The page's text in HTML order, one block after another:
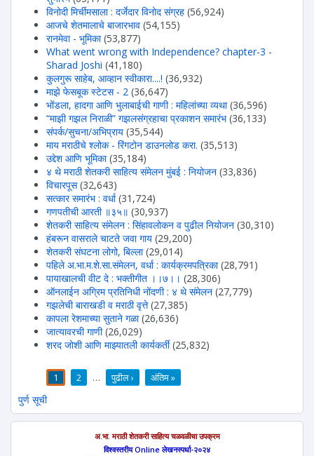
विनोदी मिर्चीमसाला : दर्जेदार विनोद संग्रह (56,924)
आजचे शेतमालाचे बाजारभाव (54,155)
रानमेवा - भूमिका (53,877)
What went wrong with Independence? chapter-3 -
Sharad Joshi (41,180)
कुलगुरू साहेब, आव्हान स्वीकारा....! (36,932)
माझे फेसबूक स्टेटस - 2 (36,647)
भोंडला, हादगा आणि भुलाबाईची गाणी : महिलांच्या व्यथा (36,596)
“माझी गझल निराळी” गझलसंग्रहाचा प्रकाशन समारंभ (36,133)
संपर्क/सुचना/अभिप्राय (35,544)
माय मराठीचे श्लोक - रिंगटोन डाउनलोड करा. (35,513)
उद्देश आणि भूमिका (35,184)
४ थे मराठी शेतकरी साहित्य संमेलन मुंबई : नियोजन (33,836)
विचारपूस (32,643)
सत्कार समारंभ : वर्धा (31,724)
गणपतीची आरती ॥३५॥ (30,937)
शेतकरी साहित्य संमेलन : सिंहावलोकन व पुढील नियोजन (30,310)
हंबरून वासराले चाटते जवा गाय (29,200)
शेतकरी संघटना लोगो, बिल्ला (29,014)
पहिले अ.भा.म.शे.सा.संमेलन, वर्धा : कार्यक्रमपत्रिका (28,791)
पायाखालची वीट दे : भक्तीगीत ।।७।। (28,306)
ऑनलाईन अग्रिम प्रतिनिधी नोंदणी : ४ थे संमेलन (27,779)
गझलेची बाराखडी व मराठी वृत्ते (27,385)
कापला रेशमाच्या सुताने गळा (26,636)
जात्यावरची गाणी (26,029)
शरद जोशी आणि माझ्यातली कार्यकर्ती (25,832)
1 2 … पुढील › अंतिम »
पुर्ण सूची
अ.भा. मराठी शेतकरी साहित्य चळवळीचा उपक्रम
विश्वस्तरीय Online लेखनस्पर्धा-२०२४